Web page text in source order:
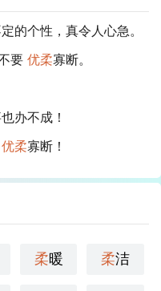
的个性，真令人心急。
要 优柔寡断。
办不成！
优柔寡断！
柔暖 柔洁